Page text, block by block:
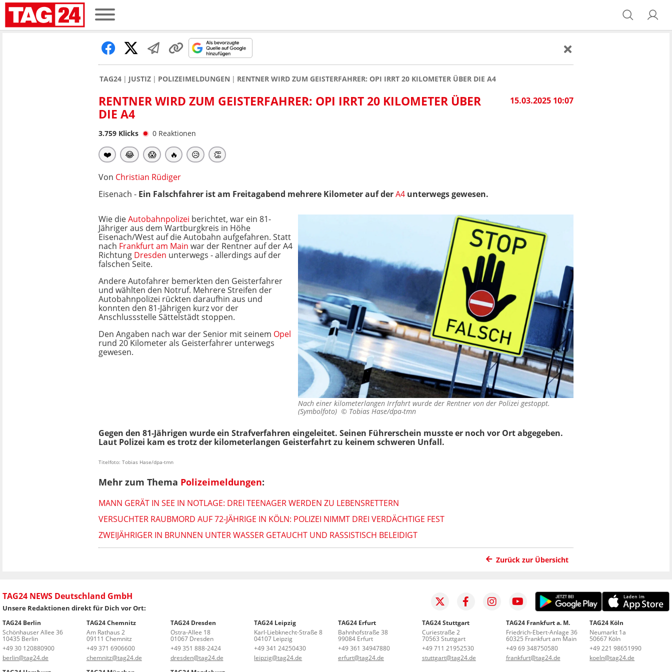
TAG24 JUSTIZ POLIZEIMELDUNGEN RENTNER WIRD ZUM GEISTERFAHRER: OPI IRRT 20 KILOMETER ÜBER DIE A4
15.03.2025 10:07
RENTNER WIRD ZUM GEISTERFAHRER: OPI IRRT 20 KILOMETER ÜBER
DIE A4
3.759 Klicks 0 Reaktionen
❤️ 😂 😱 🔥 😥 👏
Von Christian Rüdiger
Eisenach - Ein Falschfahrer ist am Freitagabend mehrere Kilometer auf derA4 unterwegs gewesen.
Nach einer kilometerlangen Irrfahrt wurde der Rentner von der Polizei gestoppt.
(Symbolfoto) © Tobias Hase/dpa-tmn
Wie dieAutobahnpolizei berichtet, war ein 81-
Jähriger aus dem Wartburgkreis in Höhe
Eisenach/West auf die Autobahn aufgefahren. Statt
nach Frankfurt am Main war der Rentner auf der A4
Richtung Dresden unterwegs - allerdings auf der
falschen Seite.
Andere Autofahrer bemerkten den Geisterfahrer
und wählten den Notruf. Mehrere Streifen der
Autobahnpolizei rückten daraufhin aus und
konnten den 81-Jährigen kurz vor der
Anschlussstelle Sättelstädt stoppen.
Den Angaben nach war der Senior mit seinem Opel
rund 20 Kilometer als Geisterfahrer unterwegs
gewesen.
Gegen den 81-Jährigen wurde ein Strafverfahren eingeleitet. Seinen Führerschein musste er noch vor Ort abgegeben.
Laut Polizei kam es trotz der kilometerlangen Geisterfahrt zu keinem schweren Unfall.
Titelfoto: Tobias Hase/dpa-tmn
Mehr zum Thema Polizeimeldungen:
MANN GERÄT IN SEE IN NOTLAGE: DREI TEENAGER WERDEN ZU LEBENSRETTERN
VERSUCHTER RAUBMORD AUF 72-JÄHRIGE IN KÖLN: POLIZEI NIMMT DREI VERDÄCHTIGE FEST
ZWEIJÄHRIGER IN BRUNNEN UNTER WASSER GETAUCHT UND RASSISTISCH BELEIDIGT
Zurück zur Übersicht
TAG24 NEWS Deutschland GmbH
Unsere Redaktionen direkt für Dich vor Ort:
TAG24 Berlin
Schönhauser Allee 36
10435 Berlin
+49 30 120880900
berlin@tag24.de
TAG24 Chemnitz
Am Rathaus 2
09111 Chemnitz
+49 371 6906600
chemnitz@tag24.de
TAG24 Dresden
Ostra-Allee 18
01067 Dresden
+49 351 888-2424
dresden@tag24.de
TAG24 Leipzig
Karl-Liebknecht-Straße 8
04107 Leipzig
+49 341 24250430
leipzig@tag24.de
TAG24 Erfurt
Bahnhofstraße 38
99084 Erfurt
+49 361 34947880
erfurt@tag24.de
TAG24 Stuttgart
Curiestraße 2
70563 Stuttgart
+49 711 21952530
stuttgart@tag24.de
TAG24 Frankfurt a. M.
Friedrich-Ebert-Anlage 36
60325 Frankfurt am Main
+49 69 348750580
frankfurt@tag24.de
TAG24 Köln
Neumarkt 1a
50667 Köln
+49 221 98651990
koeln@tag24.de